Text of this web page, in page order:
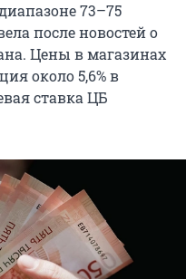
73–75
после новостей о
Цены в магазинах
около 5,6% в
ставка ЦБ